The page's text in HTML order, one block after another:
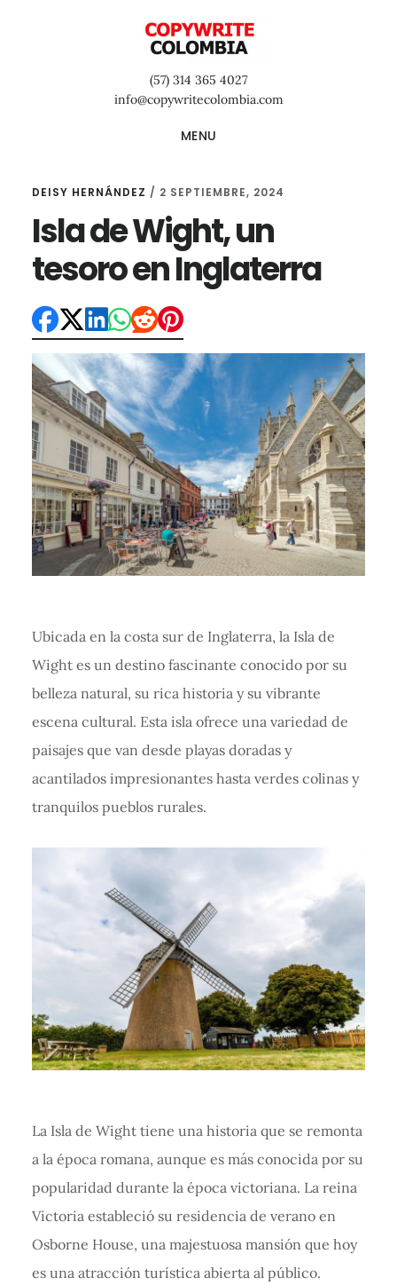
(57) 314 365 4027
info@copywritecolombia.com
MENU
DEISY HERNÁNDEZ / 2 SEPTIEMBRE, 2024
Isla de Wight, un
tesoro en Inglaterra
Ubicada en la costa sur de Inglaterra, la Isla de
Wight es un destino fascinante conocido por su
belleza natural, su rica historia y su vibrante
escena cultural. Esta isla ofrece una variedad de
paisajes que van desde playas doradas y
acantilados impresionantes hasta verdes colinas y
tranquilos pueblos rurales.
La Isla de Wight tiene una historia que se remonta
a la época romana, aunque es más conocida por su
popularidad durante la época victoriana. La reina
Victoria estableció su residencia de verano en
Osborne House, una majestuosa mansión que hoy
es una atracción turística abierta al público.